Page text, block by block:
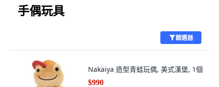
手偶玩具
篩選器
Nakaiya 造型青蛙玩偶, 美式漢堡, 1個
$990